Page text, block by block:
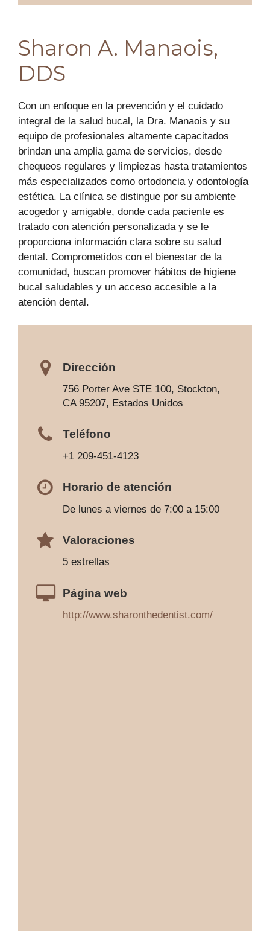
Sharon A. Manaois,
DDS
Con un enfoque en la prevención y el cuidado
integral de la salud bucal, la Dra. Manaois y su
equipo de profesionales altamente capacitados
brindan una amplia gama de servicios, desde
chequeos regulares y limpiezas hasta tratamientos
más especializados como ortodoncia y odontología
estética. La clínica se distingue por su ambiente
acogedor y amigable, donde cada paciente es
tratado con atención personalizada y se le
proporciona información clara sobre su salud
dental. Comprometidos con el bienestar de la
comunidad, buscan promover hábitos de higiene
bucal saludables y un acceso accesible a la
atención dental.
Dirección
756 Porter Ave STE 100, Stockton,
CA 95207, Estados Unidos
Teléfono
+1 209-451-4123
Horario de atención
De lunes a viernes de 7:00 a 15:00
Valoraciones
5 estrellas
Página web
http://www.sharonthedentist.com/